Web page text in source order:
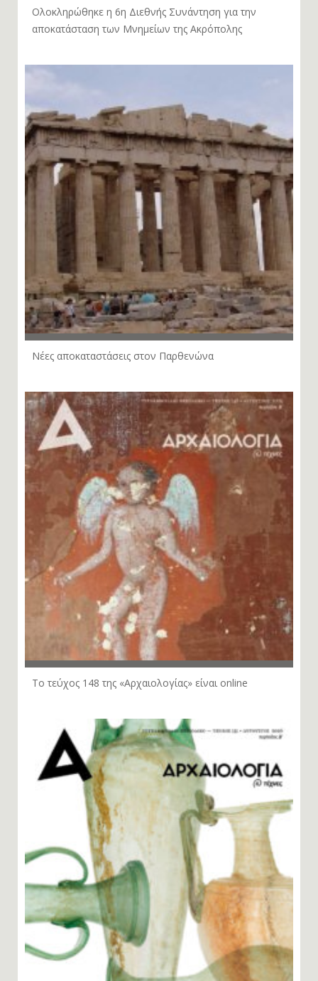
Ολοκληρώθηκε η 6η Διεθνής Συνάντηση για την
αποκατάσταση των Μνημείων της Ακρόπολης
Νέες αποκαταστάσεις στον Παρθενώνα
Το τεύχος 148 της «Αρχαιολογίας» είναι online